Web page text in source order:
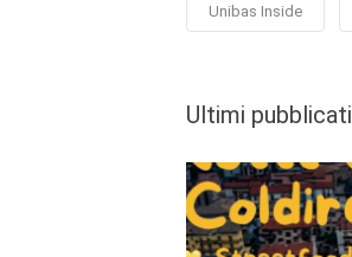
Unibas Inside
Ultimi pubblicati